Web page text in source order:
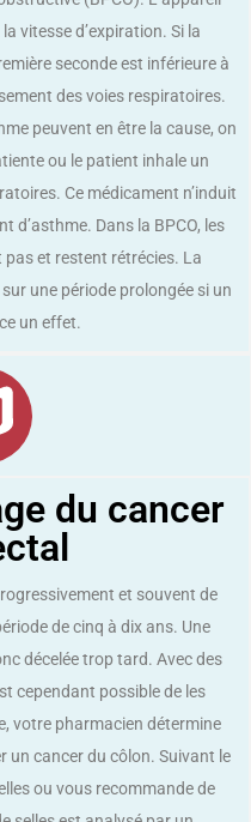
vitesse d’expiration. Si la
seconde est inférieure à
des voies respiratoires.
peuvent en être la cause, on
ou le patient inhale un
Ce médicament n’induit
d’asthme. Dans la BPCO, les
et restent rétrécies. La
une période prolongée si un
un effet.
du cancer
et souvent de
de cinq à dix ans. Une
décelée trop tard. Avec des
cependant possible de les
votre pharmacien détermine
un cancer du côlon. Suivant le
ou vous recommande de